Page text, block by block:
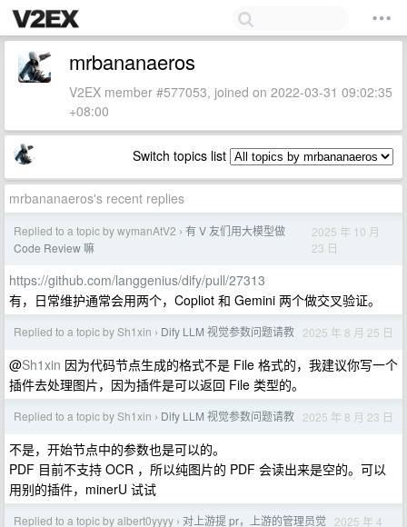
mrbananaeros
V2EX member #577053, joined on 2022-03-31 09:02:35
+08:00
Switch topics list
mrbananaeros's recent replies
Replied to a topic by wymanAtV2 › 有 V 友们用大模型做
Code Review 嘛
2025 年 10 月
23 日
https://github.com/langgenius/dify/pull/27313
有，日常维护通常会用两个，Copliot 和 Gemini 两个做交叉验证。
Replied to a topic by Sh1xin › Dify LLM 视觉参数问题请教 2025 年 8 月 25 日
@Sh1xin 因为代码节点生成的格式不是 File 格式的，我建议你写一个
插件去处理图片，因为插件是可以返回 File 类型的。
Replied to a topic by Sh1xin › Dify LLM 视觉参数问题请教 2025 年 8 月 23 日
不是，开始节点中的参数也是可以的。
PDF 目前不支持 OCR ，所以纯图片的 PDF 会读出来是空的。可以
用别的插件，minerU 试试
Replied to a topic by albert0yyyy › 对上游提 pr，上游的管理员觉
2025 年 4